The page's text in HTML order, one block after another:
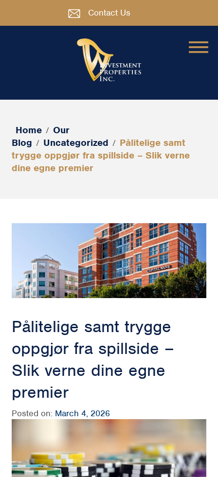
Contact Us
Home / Our
Blog / Uncategorized / Pålitelige samt
trygge oppgjør fra spillside – Slik verne
dine egne premier
Pålitelige samt trygge
oppgjør fra spillside –
Slik verne dine egne
premier
Posted on: March 4, 2026